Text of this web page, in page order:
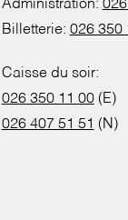
Administration:
Billetterie: 026 350
Caisse du soir:
026 350 11 00(E)
026 407 51 51 (N)